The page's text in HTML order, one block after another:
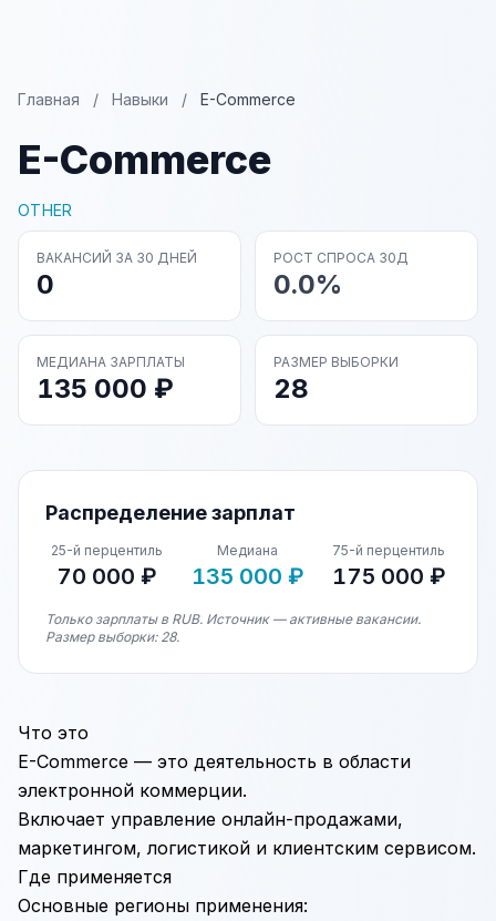
Главная / Навыки / E-Commerce
E-Commerce
OTHER
ВАКАНСИЙ ЗА 30 ДНЕЙ
0
РОСТ СПРОСА 30Д
0.0%
МЕДИАНА ЗАРПЛАТЫ
135 000 ₽
РАЗМЕР ВЫБОРКИ
28
Распределение зарплат
25-й перцентиль
70 000 ₽
Медиана
135 000 ₽
75-й перцентиль
175 000 ₽
Только зарплаты в RUB. Источник — активные вакансии.
Размер выборки: 28.
Что это
E-Commerce — это деятельность в области
электронной коммерции.
Включает управление онлайн-продажами,
маркетингом, логистикой и клиентским сервисом.
Где применяется
Основные регионы применения: